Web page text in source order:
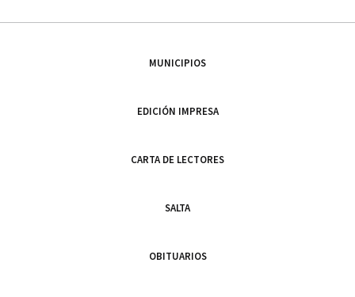
MUNICIPIOS
EDICIÓN IMPRESA
CARTA DE LECTORES
SALTA
OBITUARIOS